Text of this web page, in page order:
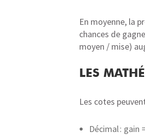
En moyenne, la
chances de
moyen / mise)
LES
Les cotes
Décimal : gain